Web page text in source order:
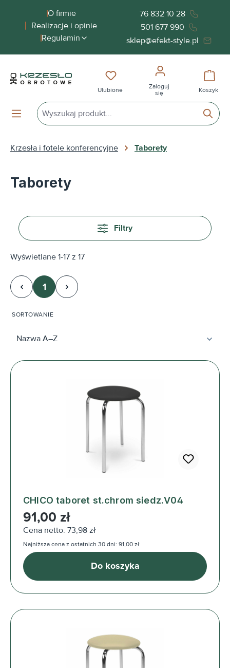
zawartościO firmie
Realizacje i opinie
Regulamin
76 832 10 28
501 677 990
sklep@efekt-style.pl
Masz 0 przedmioty na liście
Ulubione
Zaloguj
się
Koszyk
Krzesła i fotele konferencyjne Taborety
Taborety
Filtry
Wyświetlane 1-17 z 17
Strona
1
SORTOWANIE
CHICO taboret st.chrom siedz.V04
Cena regularna:
91,00 zł
Cena netto: 73,98 zł
Najniższa cena z ostatnich 30 dni: 91,00 zł
Do koszyka